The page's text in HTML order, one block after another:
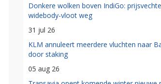
Donkere wolken boven IndiGo:
widebody-vloot weg
31 jul 26
KLM annuleert meerdere vluchten naar
door staking
05 aug 26